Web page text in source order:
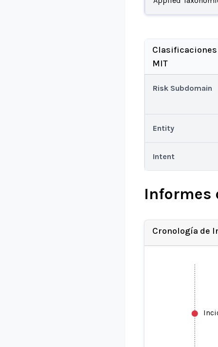
Clasificaciones
MIT
Risk Subdomain
Entity
Intent
Informes
Cronología de